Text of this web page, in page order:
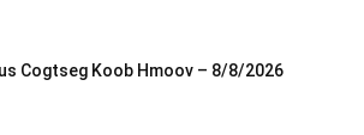
Cogtseg Koob Hmoov – 8/8/2026